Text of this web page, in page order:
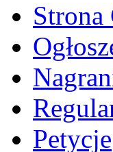
Strona
Petycje